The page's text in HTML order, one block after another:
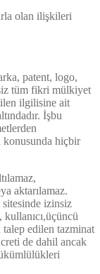
olan ilişkileri
patent, logo,
tüm fikri mülkiyet
ilgilisine ait
İşbu
konusunda hiçbir
aktarılamaz.
sitesinde izinsiz
talep edilen tazminat
de dahil ancak